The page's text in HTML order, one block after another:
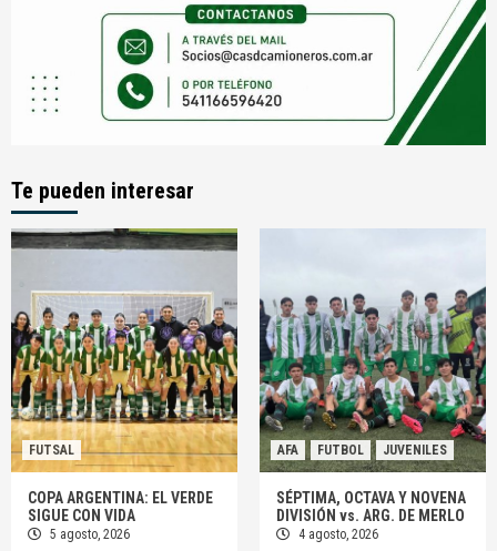
Te pueden interesar
FUTSAL
COPA ARGENTINA: EL VERDE
SIGUE CON VIDA
5 agosto, 2026
AFA FUTBOL JUVENILES
SÉPTIMA, OCTAVA Y NOVENA
DIVISIÓN vs. ARG. DE MERLO
4 agosto, 2026